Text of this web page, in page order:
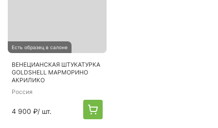
Есть образец в салоне
ВЕНЕЦИАНСКАЯ ШТУКАТУРКА
GOLDSHELL МАРМОРИНО
АКРИЛИКО
Россия
4 900 ₽/ шт.